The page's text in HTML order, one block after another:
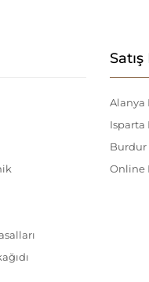
Alanya
Isparta
Burdur
Online